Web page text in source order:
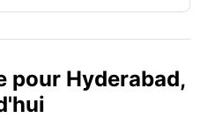
pour Hyderabad,